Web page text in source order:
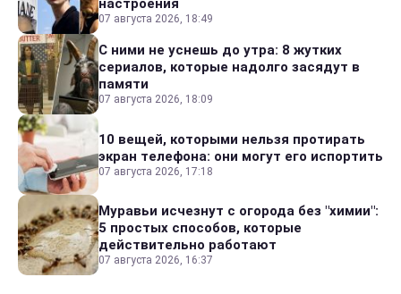
настроения
07 августа 2026, 18:49
С ними не уснешь до утра: 8 жутких
сериалов, которые надолго засядут в
памяти
07 августа 2026, 18:09
10 вещей, которыми нельзя протирать
экран телефона: они могут его испортить
07 августа 2026, 17:18
Муравьи исчезнут с огорода без "химии":
5 простых способов, которые
действительно работают
07 августа 2026, 16:37